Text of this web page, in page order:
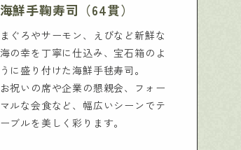
海鮮手鞠寿司（64貫）
まぐろやサーモン、えびなど新鮮な
海の幸を丁寧に仕込み、宝石箱のよ
うに盛り付けた海鮮手毬寿司。
お祝いの席や企業の懇親会、フォー
マルな会食など、幅広いシーンでテ
ーブルを美しく彩ります。